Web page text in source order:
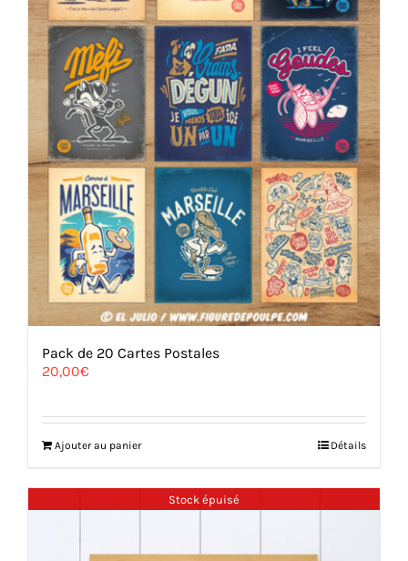
Pack de 20 Cartes Postales
20,00€
Ajouter au panier Détails
Stock épuisé